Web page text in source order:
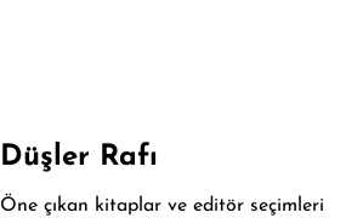
Düşler Rafı
Öne çıkan kitaplar ve editör seçimleri